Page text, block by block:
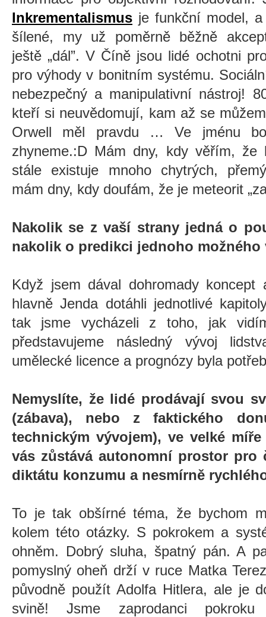
Inkrementalismus je funkční model,
šílené, my už poměrně běžně
ještě „dál”. V Číně jsou lidé ochotni
pro výhody v bonitním systému.
nebezpečný a manipulativní nástroj!
kteří si neuvědomují, kam až se
Orwell měl pravdu … Ve jménu
zhyneme.:D Mám dny, kdy věřím, že
stále existuje mnoho chytrých,
mám dny, kdy doufám, že je meteorit „
Nakolik se z vaší strany jedná o
nakolik o predikci jednoho možného
Když jsem dával dohromady
hlavně Jenda dotáhli jednotlivé
tak jsme vycházeli z toho, jak
představujeme následný vývoj
umělecké licence a prognózy byla
Nemyslíte, že lidé prodávají svou
(zábava), nebo z faktického
technickým vývojem), ve velké
vás zůstává autonomní prostor
diktátu konzumu a nesmírně
To je tak obšírné téma, že bychom
kolem této otázky. S pokrokem a
ohněm. Dobrý sluha, špatný pán. A
pomyslný oheň drží v ruce Matka
původně použít Adolfa Hitlera, ale je
svině! Jsme zaprodanci